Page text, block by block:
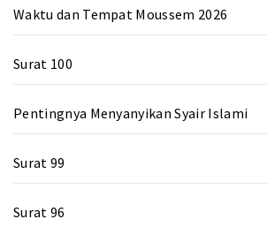
Waktu dan Tempat Moussem 2026
Surat 100
Pentingnya Menyanyikan Syair Islami
Surat 99
Surat 96